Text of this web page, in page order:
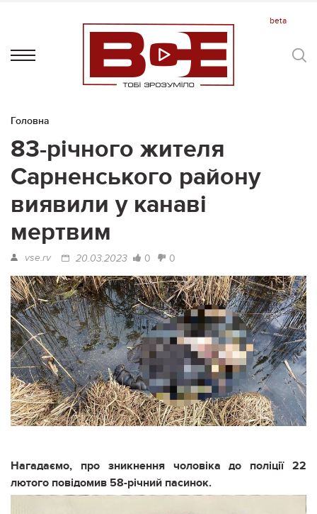
Головна
83-річного жителя
Сарненського району
виявили у канаві
мертвим
vse.rv 20.03.2023 0 0
Нагадаємо, про зникнення чоловіка до поліції 22
лютого повідомив 58-річний пасинок.